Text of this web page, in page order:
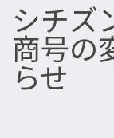
シチズ
商号の
らせ